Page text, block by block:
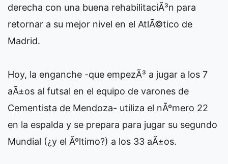
derecha con una buena rehabilitaciÃ³n para
retornar a su mejor nivel en el AtlÃ©tico de
Madrid.
Hoy, la enganche -que empezÃ³ a jugar a los 7
aÃ±os al futsal en el equipo de varones de
Cementista de Mendoza- utiliza el nÃºmero 22
en la espalda y se prepara para jugar su segundo
Mundial (¿y el Ãºltimo?) a los 33 aÃ±os.